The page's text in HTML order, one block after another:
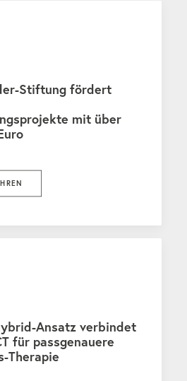
Stiftung fördert
mit über
Ansatz verbindet
für passgenauere
Therapie